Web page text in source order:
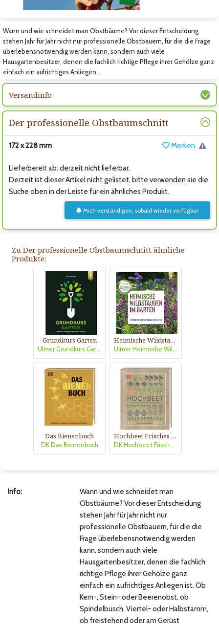
Zum nächsten Bild
Wann und wie schneidet man Obstbäume? Vor dieser Entscheidung
stehen Jahr für Jahr nicht nur professionelle Obstbauern, für die die Frage
überlebensnotwendig werden kann, sondern auch viele
Hausgartenbesitzer, denen die fachlich richtige Pflege ihrer Gehölze ganz
einfach ein aufrichtiges Anliegen…
Versandinfo
Der professionelle Obstbaumschnitt
172 x 228 mm Merken
Lieferbereit ab: derzeit nicht lieferbar.
Derzeit ist dieser Artikel nicht gelistet, bitte verwenden sie die
Suche oben in der Leiste für ein ähnliches Produkt.
Mich verständigen, sobald wieder verfügbar
Zu Der professionelle Obstbaumschnitt ähnliche
Produkte:
Grundkurs Garten
Ulmer Grundkurs Garten
Heimische Wildstauden im Garten
Ulmer Heimische Wildstauden im Garten
Das Bienenbuch
DK Das Bienenbuch
Hochbeet Frisches Gemüse das Ganze Jahr
DK Hochbeet Frisches Gemüse
Info:
Wann und wie schneidet man
Obstbäume? Vor dieser Entscheidung
stehen Jahr für Jahr nicht nur
professionelle Obstbauern, für die die
Frage überlebensnotwendig werden
kann, sondern auch viele
Hausgartenbesitzer, denen die fachlich
richtige Pflege ihrer Gehölze ganz
einfach ein aufrichtiges Anliegen ist. Ob
Kern-, Stein- oder Beerenobst, ob
Spindelbusch, Viertel- oder Halbstamm,
ob freistehend oder am Gerüst